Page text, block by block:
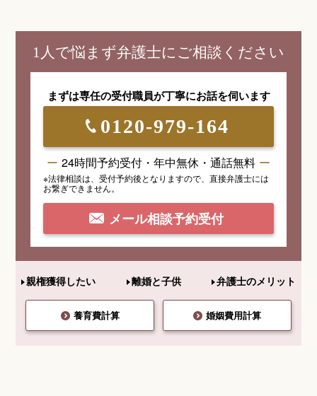
1人で悩まず弁護士にご相談ください
まずは専任の受付職員が丁寧にお話を伺います
0120-979-164
24時間予約受付・年中無休・通話無料
※法律相談は、受付予約後となりますので、 直接弁護士には
お繋ぎできません。
メール相談予約受付
親権獲得したい 離婚と子供 弁護士のメリット
養育費計算 婚姻費用計算